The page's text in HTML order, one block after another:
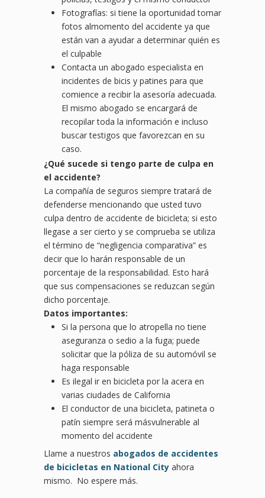
Fotografías: si tiene la oportunidad tomar
fotos almomento del accidente ya que
están van a ayudar a determinar quién es
el culpable
Contacta un abogado especialista en
incidentes de bicis y patines para que
comience a recibir la asesoría adecuada.
El mismo abogado se encargará de
recopilar toda la información e incluso
buscar testigos que favorezcan en su
caso.
¿Qué sucede si tengo parte de culpa en
el accidente?
La compañía de seguros siempre tratará de
defenderse mencionando que usted tuvo
culpa dentro de accidente de bicicleta; si esto
llegase a ser cierto y se comprueba se utiliza
el término de “negligencia comparativa” es
decir que lo harán responsable de un
porcentaje de la responsabilidad. Esto hará
que sus compensaciones se reduzcan según
dicho porcentaje.
Datos importantes:
Si la persona que lo atropella no tiene
aseguranza o sedio a la fuga; puede
solicitar que la póliza de su automóvil se
haga responsable
Es ilegal ir en bicicleta por la acera en
varias ciudades de California
El conductor de una bicicleta, patineta o
patín siempre será másvulnerable al
momento del accidente
Llame a nuestros abogados de accidentes
de bicicletas en National City ahora
mismo. No espere más.